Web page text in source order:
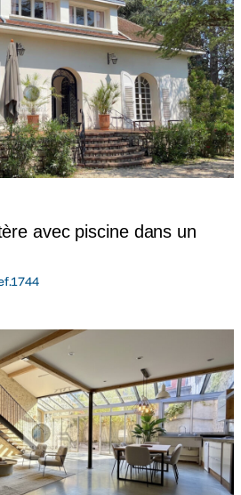
avec piscine dans un